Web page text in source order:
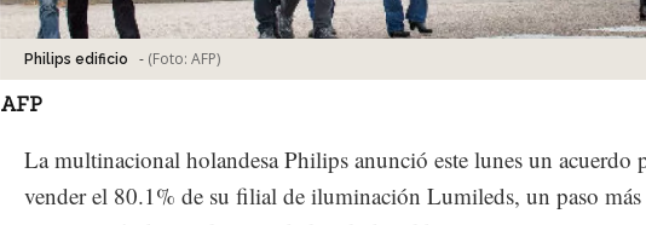
Philips edificio - (Foto: AFP)
AFP
La multinacional holandesa Philips anunció este lunes un acuerdo
vender el 80.1% de su filial de iluminación Lumileds, un paso más